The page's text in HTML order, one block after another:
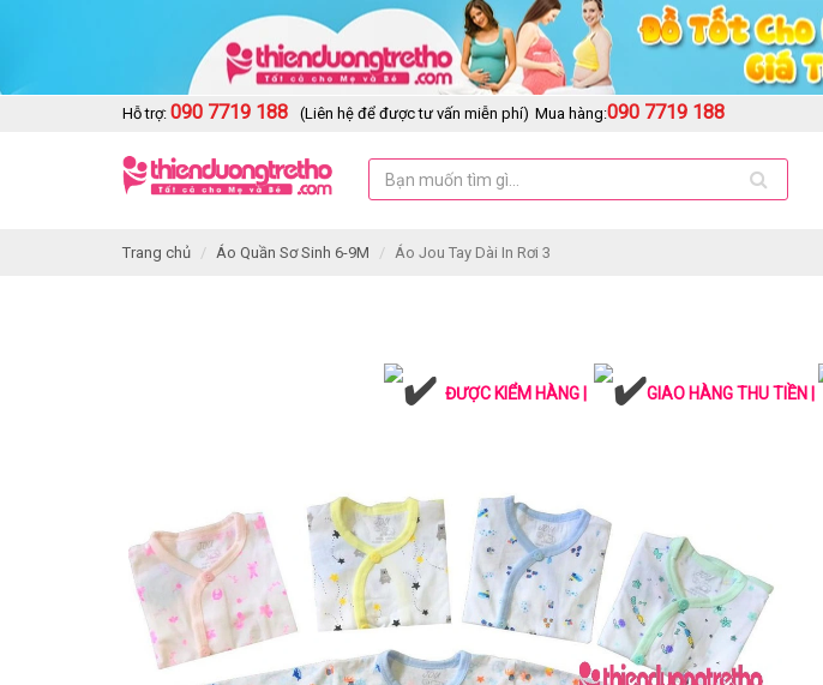
Hỗ trợ: 090 7719 188 (Liên hệ để được tư vấn miễn phí) Mua hàng:090 7719 188
Trang chủ Áo Quần Sơ Sinh 6-9M Áo Jou Tay Dài In Rơi 3
ĐƯỢC KIỂM HÀNG | GIAO HÀNG THU TIỀN |